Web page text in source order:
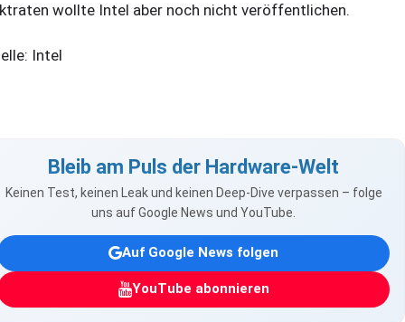
wollte Intel aber noch nicht veröffentlichen.
Intel
Bleib am Puls der Hardware-Welt
Keinen Test, keinen Leak und keinen Deep-Dive verpassen – folge
uns auf Google News und YouTube.
Auf Google News folgen
YouTube abonnieren